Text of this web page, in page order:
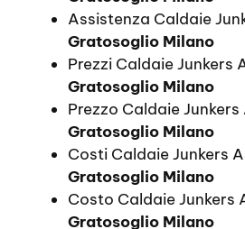
Assistenza Caldaie
Gratosoglio Milano
Prezzi Caldaie Junkers
Gratosoglio Milano
Prezzo Caldaie
Gratosoglio Milano
Costi Caldaie Junkers
Gratosoglio Milano
Costo Caldaie Junkers
Gratosoglio Milano